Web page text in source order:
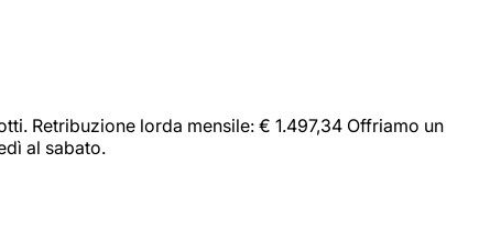
Retribuzione lorda mensile: € 1.497,34 Offriamo un
al sabato.